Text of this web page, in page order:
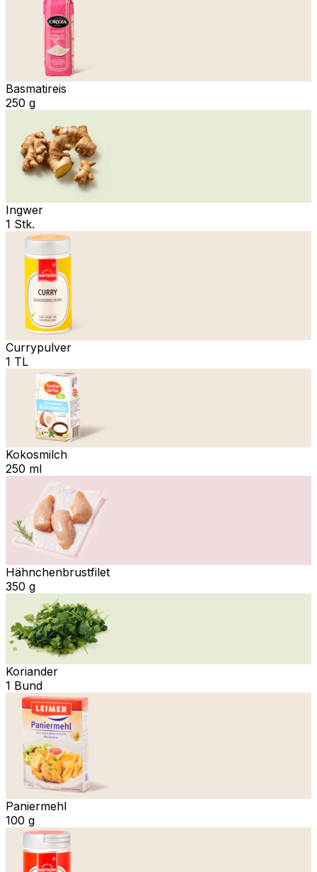
Basmatireis
250 g
Ingwer
1 Stk.
Currypulver
1 TL
Kokosmilch
250 ml
Hähnchenbrustfilet
350 g
Koriander
1 Bund
Paniermehl
100 g